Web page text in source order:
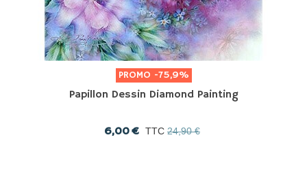
PROMO -75,9%
Papillon Dessin Diamond Painting
6,00 € TTC 24,90 €